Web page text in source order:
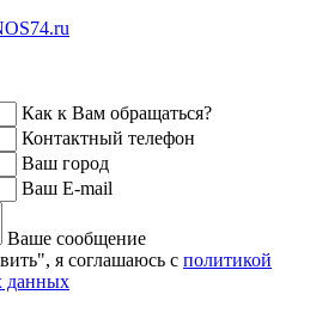
Как к Вам обращаться?
Контактный телефон
Ваш город
Ваш E-mail
Ваше сообщение
я соглашаюсь с политикой
данных